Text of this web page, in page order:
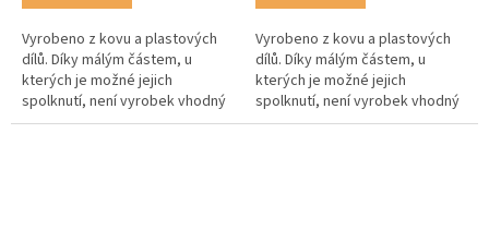
Vyrobeno z kovu a plastových
dílů. Díky málým částem, u
kterých je možné jejich
spolknutí, není vyrobek vhodný
pro děti do 3 let!
Vyrobeno z kovu a plastových
dílů. Díky málým částem, u
kterých je možné jejich
spolknutí, není vyrobek vhodný
pro děti do 3 let!